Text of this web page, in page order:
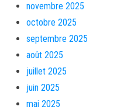
novembre 2025
octobre 2025
septembre 2025
août 2025
juillet 2025
juin 2025
mai 2025